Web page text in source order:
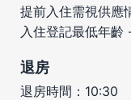
提前入住需視供應
入住登記最低年齡
退房
退房時間：10:30